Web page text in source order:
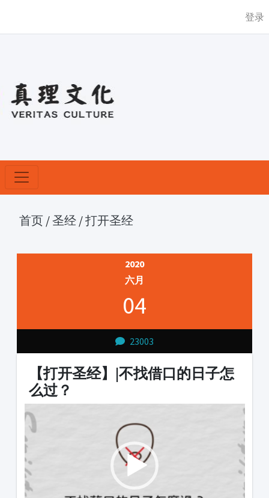
登录
首页 /圣经 /打开圣经
2020
六月
04
23003
【打开圣经】|不找借口的日子怎
么过？
Video
Player